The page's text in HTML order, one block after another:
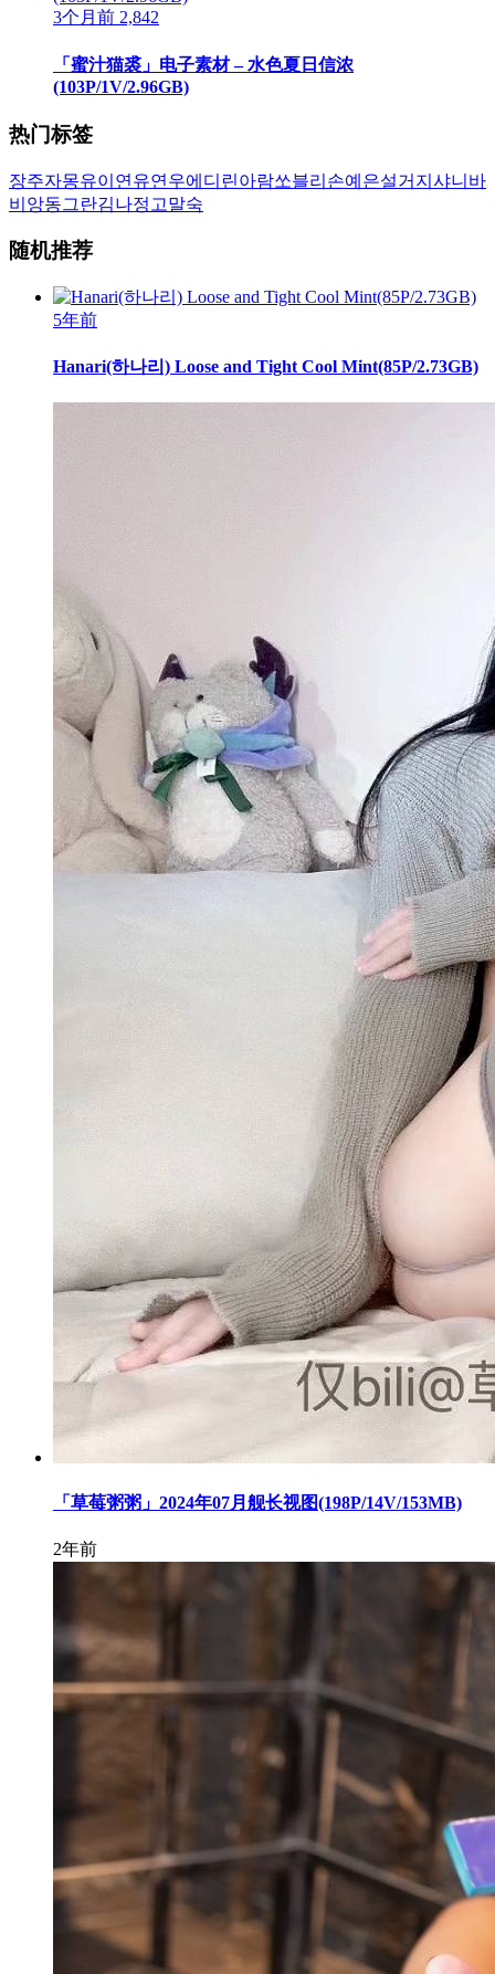
3个月前 2,842
「蜜汁猫裘」电子素材 – 水色夏日信浓
(103P/1V/2.96GB)
热门标签
장주자몽유이 연유연우에디린아람쏘블리 손예은설거지 샤니 바
비앙동그란김나정 고말숙
随机推荐
5年前
Hanari(하나리) Loose and Tight Cool Mint(85P/2.73GB)
「草莓粥粥」2024年07月舰长视图(198P/14V/153MB)
2年前